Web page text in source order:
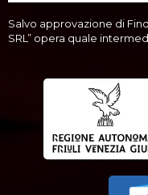
Salvo approvazione di
SRL” opera quale